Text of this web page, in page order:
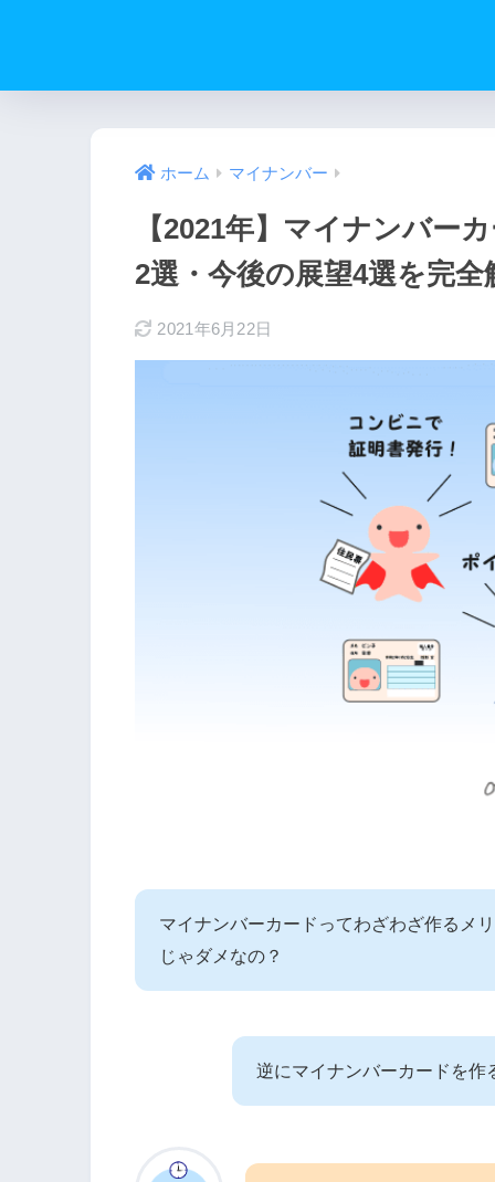
ホーム マイナンバー
【2021年】マイナンバー
2選・今後の展望4選を完全
2021年6月22日
マイナンバーカードってわざわざ作るメ
じゃダメなの？
逆にマイナンバーカードを作